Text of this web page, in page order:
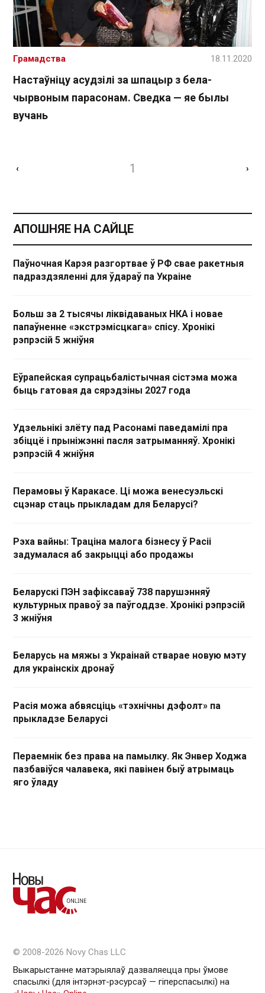
Настаўніцу асудзілі за шпацыр з бела-
чырвоным парасонам. Сведка — яе былы
вучань
Грамадства 18.11.2020
‹ 1 ›
АПОШНЯЕ НА САЙЦЕ
Паўночная Карэя разгортвае ў РФ свае ракетныя
падраздзяленні для ўдараў па Украіне
Больш за 2 тысячы ліквідаваных НКА і новае
папаўненне «экстрэмісцкага» спісу. Хронікі
рэпрэсій 5 жніўня
Еўрапейская супрацьбалістычная сістэма можа
быць гатовая да сярэдзіны 2027 года
Удзельнікі злёту пад Расонамі паведамілі пра
збіццё і прыніжэнні пасля затрыманняў. Хронікі
рэпрэсій 4 жніўня
Перамовы ў Каракасе. Ці можа венесуэльскі
сцэнар стаць прыкладам для Беларусі?
Рэха вайны: Траціна малога бізнесу ў Расіі
задумалася аб закрыцці або продажы
Беларускі ПЭН зафіксаваў 738 парушэнняў
культурных правоў за паўгоддзе. Хронікі рэпрэсій
3 жніўня
Беларусь на мяжы з Украінай стварае новую мэту
для украінскіх дронаў
Расія можа абвясціць «тэхнічны дэфолт» па
прыкладзе Беларусі
Пераемнік без права на памылку. Як Энвер Ходжа
пазбавіўся чалавека, які павінен быў атрымаць
яго ўладу
© 2008-2026 Novy Chas LLC
Выкарыстанне матэрыялаў дазваляецца пры ўмове
спасылкі (для інтэрнэт-рэсурсаў — гiперспасылкi) на